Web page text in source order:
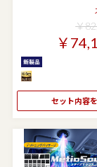
￥
￥
セット内容